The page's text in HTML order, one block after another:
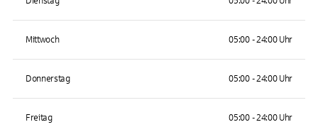
Mittwoch 05:00 - 24:00 Uhr
Donnerstag 05:00 - 24:00 Uhr
Freitag 05:00 - 24:00 Uhr